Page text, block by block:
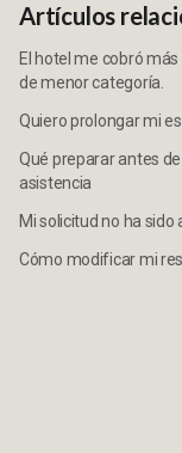
Artículos
El hotel me cobró
de menor categoría.
Quiero prolongar mi
Qué preparar antes
asistencia
Mi solicitud no ha sido
Cómo modificar mi